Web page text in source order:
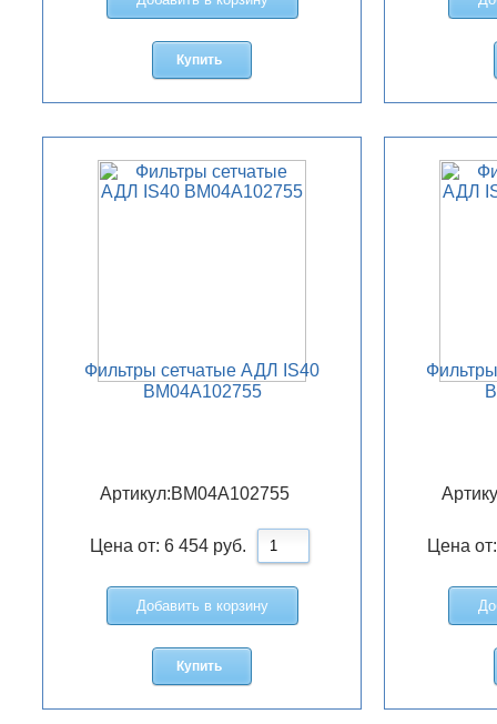
Купить
Фильтры сетчатые АДЛ IS40
BM04A102755
Артикул:BM04A102755
Цена от:6 454 руб.
Добавить в корзину
Купить
Цена